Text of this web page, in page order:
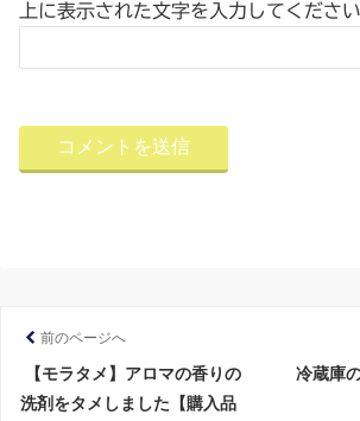
上に表示された文字を入力してください
前のページへ
【モラタメ】アロマの香りの
洗剤をタメしました【購入品
冷蔵庫